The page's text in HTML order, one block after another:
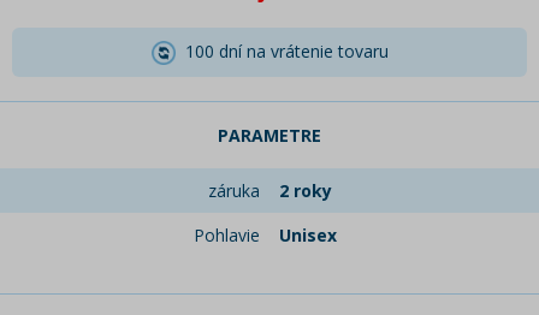
100 dní na vrátenie tovaru
PARAMETRE
záruka
2 roky
Pohlavie
Unisex